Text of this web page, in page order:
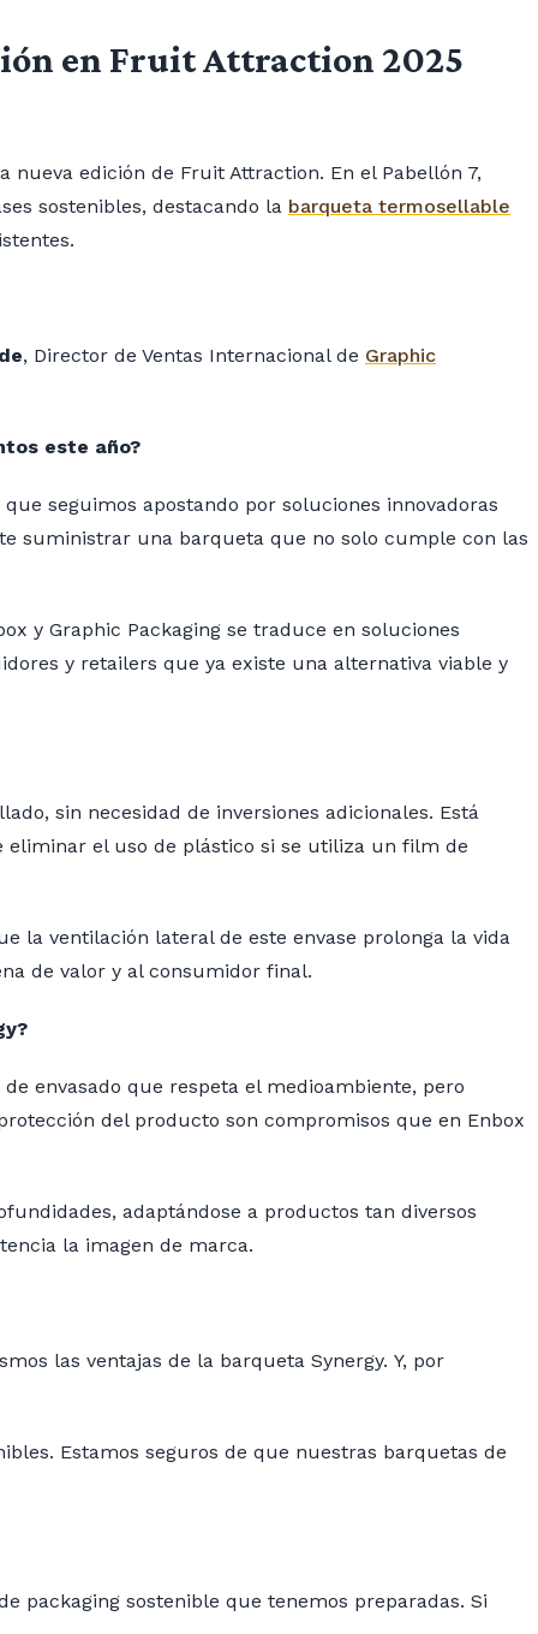
en Fruit Attraction 2025
edición de Fruit Attraction. En el Pabellón 7,
sostenibles, destacando la barqueta termosellable
, Director de Ventas Internacional de Graphic
este año?
seguimos apostando por soluciones innovadoras
suministrar una barqueta que no solo cumple con las
y Graphic Packaging se traduce en soluciones
y retailers que ya existe una alternativa viable y
sin necesidad de inversiones adicionales. Está
el uso de plástico si se utiliza un film de
la ventilación lateral de este envase prolonga la vida
de valor y al consumidor final.
envasado que respeta el medioambiente, pero
del producto son compromisos que en Enbox
adaptándose a productos tan diversos
la imagen de marca.
las ventajas de la barqueta Synergy. Y, por
Estamos seguros de que nuestras barquetas de
packaging sostenible que tenemos preparadas. Si